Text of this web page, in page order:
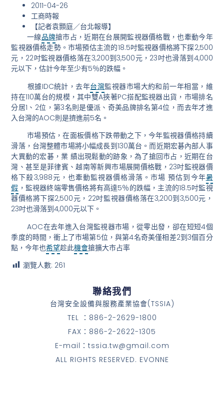
2011-04-26
工商時報
【記者袁顥庭／台北報導】
一線品牌搶市占，近期在台展開監視器價格戰，也牽動今年
監視器價格走勢。市場預估主流的18.5吋監視器價格將下探2,500
元，22吋監視器價格落在3,200到3,500元，23吋也滑落到4,000
元以下，估計今年至少有5％的跌幅。
根據IDC統計，去年台灣監視器市場大約和前一年相當，維
持在110萬台的規模，其中雙A挾著PC搭配監視器出貨，市場排名
分居1、2位，第3名則是優派、奇美品牌排名第4位，而去年才進
入台灣的AOC則是擠進前5名。
市場預估，在面板價格下跌帶動之下，今年監視器價格持續
滑落，台灣整體市場將小幅成長到130萬台。而近期宏碁內部人事
大異動的宏碁，業 績出現鬆動的跡象，為了搶回市占，近期在台
灣、甚至是菲律賓、越南等新興市場展開價格戰，23吋監視器價
格下殺3,988元，也牽動監視器價格滑落。市場 預估到今年暑
假 ，監視器終端零售價格將有高達5％的跌幅，主流的18.5吋監視
器價格將下探2,500元，22吋監視器價格落在3,200到3,500元，
23吋也滑落到4,000元以下。
AOC在去年進入台灣監視器市場，從零出發，卻在短短4個
季度的時間，衝上了市場第5位，與第4名奇美僅相差2到3個百分
點，今年也希望趁此機會搶擴大市占率
瀏覽人數: 261
聯絡我們
台灣安全設備與服務產業協會(TSSIA)
TEL ：886-2-2629-1800
FAX：886-2-2622-1305
E-mail：tssia.tw@gmail.com
ALL RIGHTS RESERVED. EVONNE